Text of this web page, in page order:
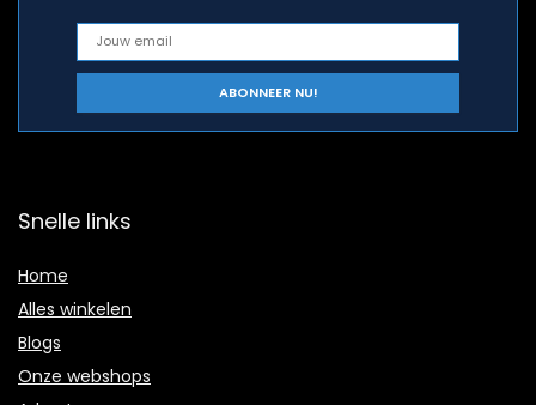
Snelle links
Home
Alles winkelen
Blogs
Onze webshops